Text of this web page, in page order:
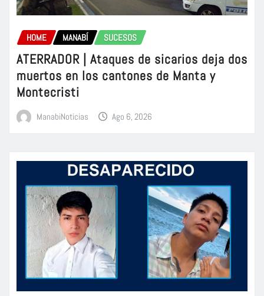
HOME MANABÍ SUCESOS
ATERRADOR | Ataques de sicarios deja dos
muertos en los cantones de Manta y
Montecristi
ManabiNoticias Ago 6, 2026